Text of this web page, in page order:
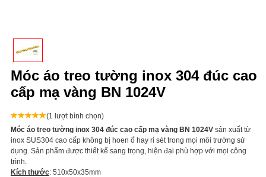
Móc áo treo tường inox 304 đúc cao
cấp mạ vàng BN 1024V
(1 lượt bình chọn)
Móc áo treo tường inox 304 đúc cao cấp mạ vàng BN 1024V sản xuất từ
inox SUS304 cao cấp không bị hoen ố hay rỉ sét trong mọi môi trường sử
dụng. Sản phẩm được thiết kế sang trọng, hiện đại phù hợp với mọi công
trình.
Kích thước: 510x50x35mm